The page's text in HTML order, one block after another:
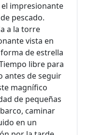
impresionante
pescado.
a la torre
vista en
de estrella
libre para
antes de seguir
magnífico
de pequeñas
caminar
en un